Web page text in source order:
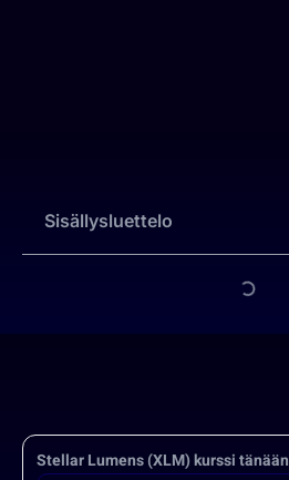
Sisällysluettelo
Stellar Lumens (XLM) kurssi tänään